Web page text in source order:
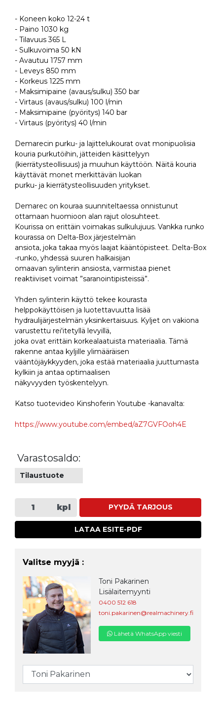
- Koneen koko 12-24 t
- Paino 1030 kg
- Tilavuus 365 L
- Sulkuvoima 50 kN
- Avautuu 1757 mm
- Leveys 850 mm
- Korkeus 1225 mm
- Maksimipaine (avaus/sulku) 350 bar
- Virtaus (avaus/sulku) 100 l/min
- Maksimipaine (pyöritys) 140 bar
- Virtaus (pyöritys) 40 l/min
Demarecin purku- ja lajittelukourat ovat monipuolisia
kouria purkutöihin, jätteiden käsittelyyn
(kierrätysteollisuus) ja muuhun käyttöön. Näitä kouria
käyttävät monet merkittävän luokan
purku- ja kierrätysteollisuuden yritykset.
Demarec on kouraa suunniteltaessa onnistunut
ottamaan huomioon alan rajut olosuhteet.
Kourissa on erittäin voimakas sulkulujuus. Vankka runko
kourassa on Delta-Box järjestelmän
ansiota, joka takaa myös laajat kääntöpisteet. Delta-Box
-runko, yhdessä suuren halkaisijan
omaavan sylinterin ansiosta, varmistaa pienet
reaktiiviset voimat ”saranointipisteissä”.
Yhden sylinterin käyttö tekee kourasta
helppokäyttöisen ja luotettavuutta lisää
hydraulijärjestelmän yksinkertaisuus. Kyljet on vakiona
varustettu rei'itetyllä levyillä,
joka ovat erittäin korkealaatuista materiaalia. Tämä
rakenne antaa kyljille ylimääräisen
vääntöjäykkyyden, joka estää materiaalia juuttumasta
kylkiin ja antaa optimaalisen
näkyvyyden työskentelyyn.
Katso tuotevideo Kinshoferin Youtube -kanavalta:
https://www.youtube.com/embed/aZ7GVFOoh4E
Varastosaldo:
Tilaustuote
kpl PYYDÄ TARJOUS
LATAA ESITE-PDF
Valitse myyjä :
Toni Pakarinen
Lisälaitemyynti
0400 512 618
toni.pakarinen@realmachinery.fi
Lähetä WhatsApp viesti